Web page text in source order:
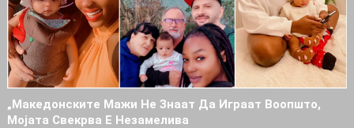
„Македонските Мажи Не Знаат Да Играат Воопшто,
Мојата Свекрва Е Незамелива